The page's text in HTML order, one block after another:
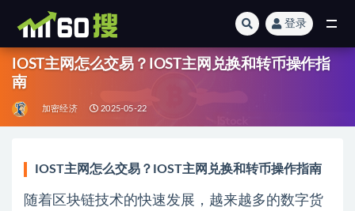
登录
IOST主网怎么交易？IOST主网兑换和转币操作指
南
加密经济 2025-05-22
IOST主网怎么交易？IOST主网兑换和转币操作指南
随着区块链技术的快速发展，越来越多的数字货